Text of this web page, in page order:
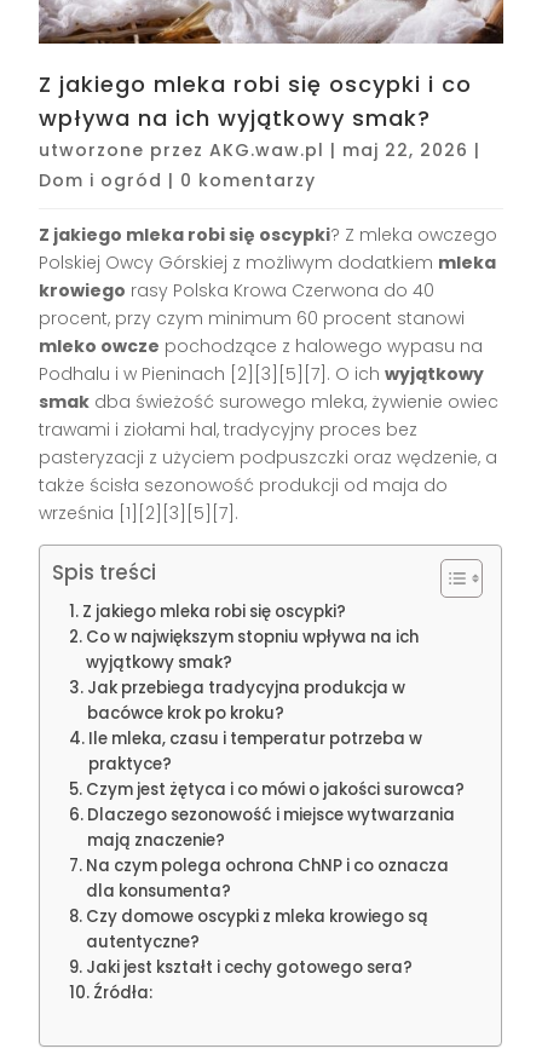
Z jakiego mleka robi się oscypki i co
wpływa na ich wyjątkowy smak?
utworzone przezAKG.waw.pl | maj 22, 2026 |
Dom i ogród | 0 komentarzy
Z jakiego mleka robi się oscypki? Z mleka owczego
Polskiej Owcy Górskiej z możliwym dodatkiem mleka
krowiego rasy Polska Krowa Czerwona do 40
procent, przy czym minimum 60 procent stanowi
mleko owcze pochodzące z halowego wypasu na
Podhalu i w Pieninach [2][3][5][7]. O ichwyjątkowy
smak dba świeżość surowego mleka, żywienie owiec
trawami i ziołami hal, tradycyjny proces bez
pasteryzacji z użyciem podpuszczki oraz wędzenie, a
także ścisła sezonowość produkcji od maja do
września [1][2][3][5][7].
Spis treści
Z jakiego mleka robi się oscypki?
Co w największym stopniu wpływa na ich
wyjątkowy smak?
Jak przebiega tradycyjna produkcja w
bacówce krok po kroku?
Ile mleka, czasu i temperatur potrzeba w
praktyce?
Czym jest żętyca i co mówi o jakości surowca?
Dlaczego sezonowość i miejsce wytwarzania
mają znaczenie?
Na czym polega ochrona ChNP i co oznacza
dla konsumenta?
Czy domowe oscypki z mleka krowiego są
autentyczne?
Jaki jest kształt i cechy gotowego sera?
Źródła: